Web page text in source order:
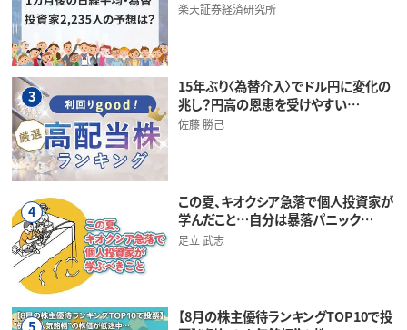
楽天証券経済研究所
3
15年ぶり〈為替介入〉でドル円に変化の
兆し？円高の恩恵を受けやすい…
佐藤 勝己
4
この夏、キオクシア急落で個人投資家が
学んだこと…自分は暴落パニック…
足立 武志
【8月の株主優待ランキングTOP10で投